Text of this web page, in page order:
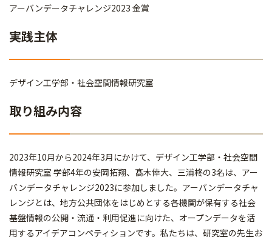
アーバンデータチャレンジ2023 金賞
実践主体
デザイン工学部・社会空間情報研究室
取り組み内容
2023年10月から2024年3月にかけて、デザイン工学部・社会空間
情報研究室 学部4年の安岡拓翔、髙木倖大、三浦柊の3名は、アー
バンデータチャレンジ2023に参加しました。アーバンデータチャ
レンジとは、地方公共団体をはじめとする各機関が保有する社会
基盤情報の公開・流通・利用促進に向けた、オープンデータを活
用するアイデアコンペティションです。私たちは、研究室の先生お